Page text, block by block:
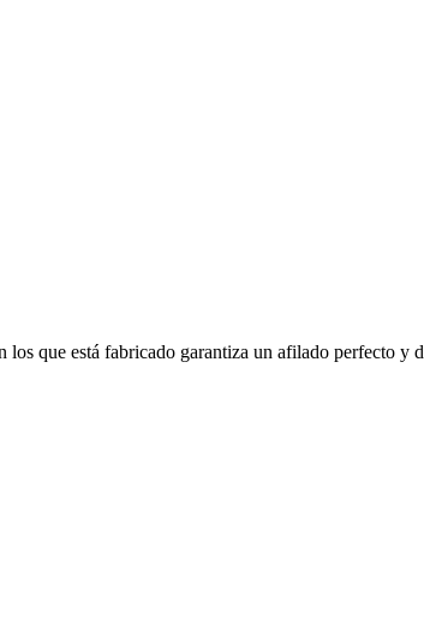
que está fabricado garantiza un afilado perfecto y